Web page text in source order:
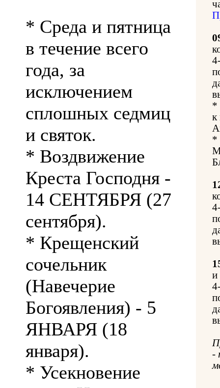
* Среда и пятница
в течение всего
года, за
исключением
сплошных седмиц
и святок.
* Воздвижение
Креста Господня -
14 СЕНТЯБРЯ (27
сентября).
* Крещенский
сочельник
(Навечерие
Богоявления) - 5
ЯНВАРЯ (18
января).
* Усекновение
*
к
*
и
-